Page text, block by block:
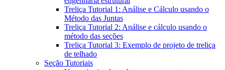
Treliça Tutorial 1: Análise e Cálculo usando o
Método das Juntas
Treliça Tutorial 2: Análise e cálculo usando o
método das seções
Treliça Tutorial 3: Exemplo de projeto de treliça
de telhado
Seção Tutoriais